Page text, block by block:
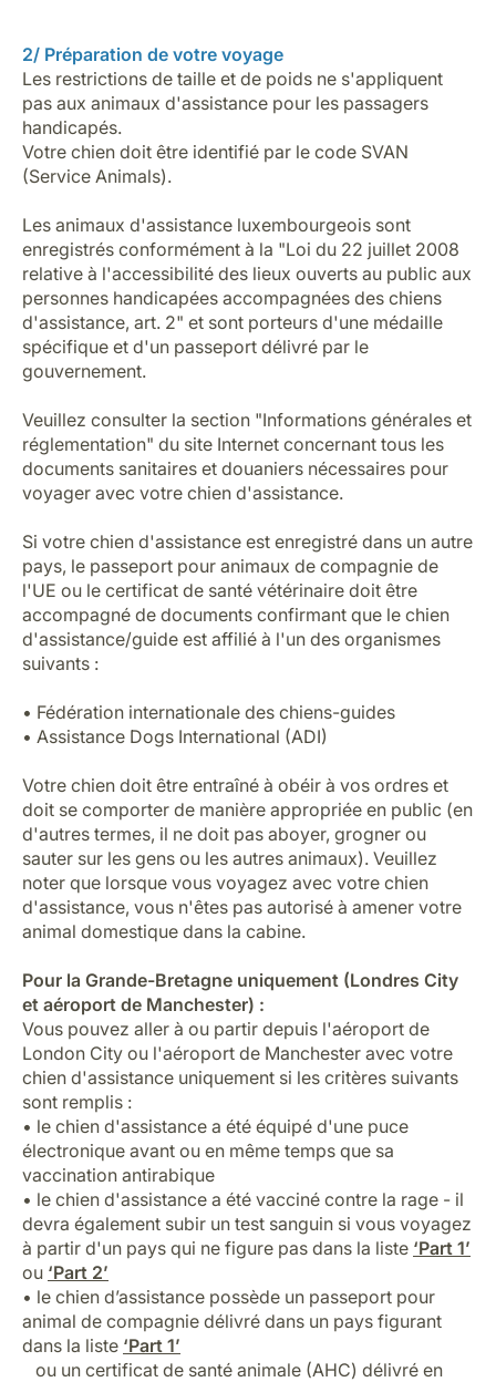
2/ Préparation de votre voyage
Les restrictions de taille et de poids ne s'appliquent
pas aux animaux d'assistance pour les passagers
handicapés.
Votre chien doit être identifié par le code SVAN
(Service Animals).
Les animaux d'assistance luxembourgeois sont
enregistrés conformément à la "Loi du 22 juillet 2008
relative à l'accessibilité des lieux ouverts au public aux
personnes handicapées accompagnées des chiens
d'assistance, art. 2" et sont porteurs d'une médaille
spécifique et d'un passeport délivré par le
gouvernement.
Veuillez consulter la section "Informations générales et
réglementation" du site Internet concernant tous les
documents sanitaires et douaniers nécessaires pour
voyager avec votre chien d'assistance.
Si votre chien d'assistance est enregistré dans un autre
pays, le passeport pour animaux de compagnie de
l'UE ou le certificat de santé vétérinaire doit être
accompagné de documents confirmant que le chien
d'assistance/guide est affilié à l'un des organismes
suivants :
• Fédération internationale des chiens-guides
• Assistance Dogs International (ADI)
Votre chien doit être entraîné à obéir à vos ordres et
doit se comporter de manière appropriée en public (en
d'autres termes, il ne doit pas aboyer, grogner ou
sauter sur les gens ou les autres animaux). Veuillez
noter que lorsque vous voyagez avec votre chien
d'assistance, vous n'êtes pas autorisé à amener votre
animal domestique dans la cabine.
Pour la Grande-Bretagne uniquement (Londres City
et aéroport de Manchester) :
Vous pouvez aller à ou partir depuis l'aéroport de
London City ou l'aéroport de Manchester avec votre
chien d'assistance uniquement si les critères suivants
sont remplis :
• le chien d'assistance a été équipé d'une puce
électronique avant ou en même temps que sa
vaccination antirabique
• le chien d'assistance a été vacciné contre la rage - il
devra également subir un test sanguin si vous voyagez
à partir d'un pays qui ne figure pas dans la liste ‘Part 1’
ou ‘Part 2’
• le chien d’assistance possède un passeport pour
animal de compagnie délivré dans un pays figurant
dans la liste ‘Part 1’
ou un certificat de santé animale (AHC) délivré en